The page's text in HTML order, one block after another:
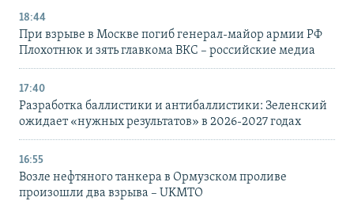
18:44
При взрыве в Москве погиб генерал-майор армии РФ
Плохотнюк и зять главкома ВКС – российские медиа
17:40
Разработка баллистики и антибаллистики: Зеленский
ожидает «нужных результатов» в 2026-2027 годах
16:55
Возле нефтяного танкера в Ормузском проливе
произошли два взрыва – UKMTO